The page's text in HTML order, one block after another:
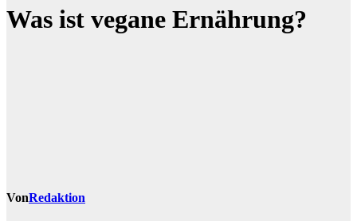
Was ist vegane Ernährung?
VonRedaktion